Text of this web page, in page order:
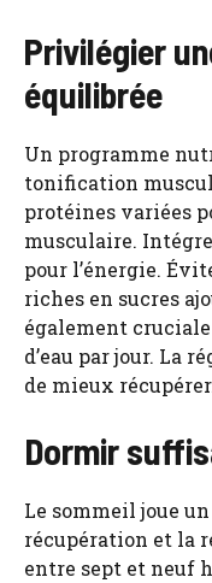
Privilégier
équilibrée
Un programme
tonification
protéines variées
musculaire.
pour l’énergie.
riches en sucres
également cruciale
d’eau par jour. La
de mieux
Dormir
Le sommeil joue
récupération et la
entre sept et neuf